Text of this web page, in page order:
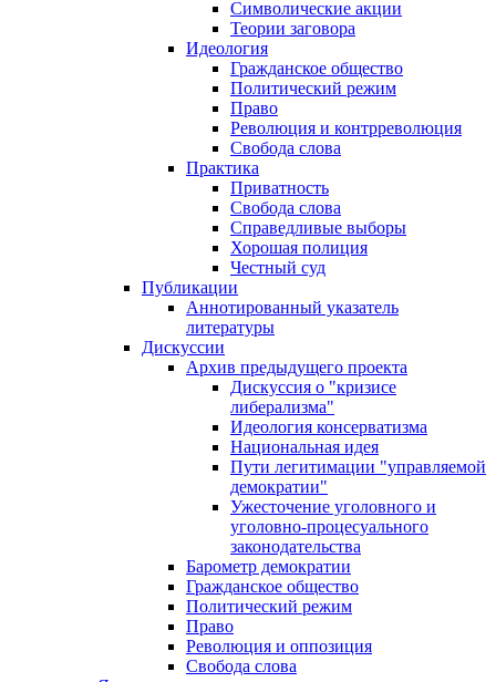
Символические акции
Теории заговора
Идеология
Гражданское общество
Политический режим
Право
Революция и контрреволюция
Свобода слова
Практика
Приватность
Свобода слова
Справедливые выборы
Хорошая полиция
Честный суд
Публикации
Аннотированный указатель
литературы
Дискуссии
Архив предыдущего проекта
Дискуссия о "кризисе
либерализма"
Идеология консерватизма
Национальная идея
Пути легитимации "управляемой
демократии"
Ужесточение уголовного и
уголовно-процесуального
законодательства
Барометр демократии
Гражданское общество
Политический режим
Право
Революция и оппозиция
Свобода слова